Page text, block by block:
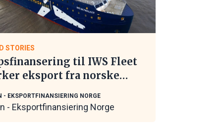
STORIES
til IWS Fleet
eksport fra norske
- EKSPORTFINANSIERING NORGE
- Eksportfinansiering Norge